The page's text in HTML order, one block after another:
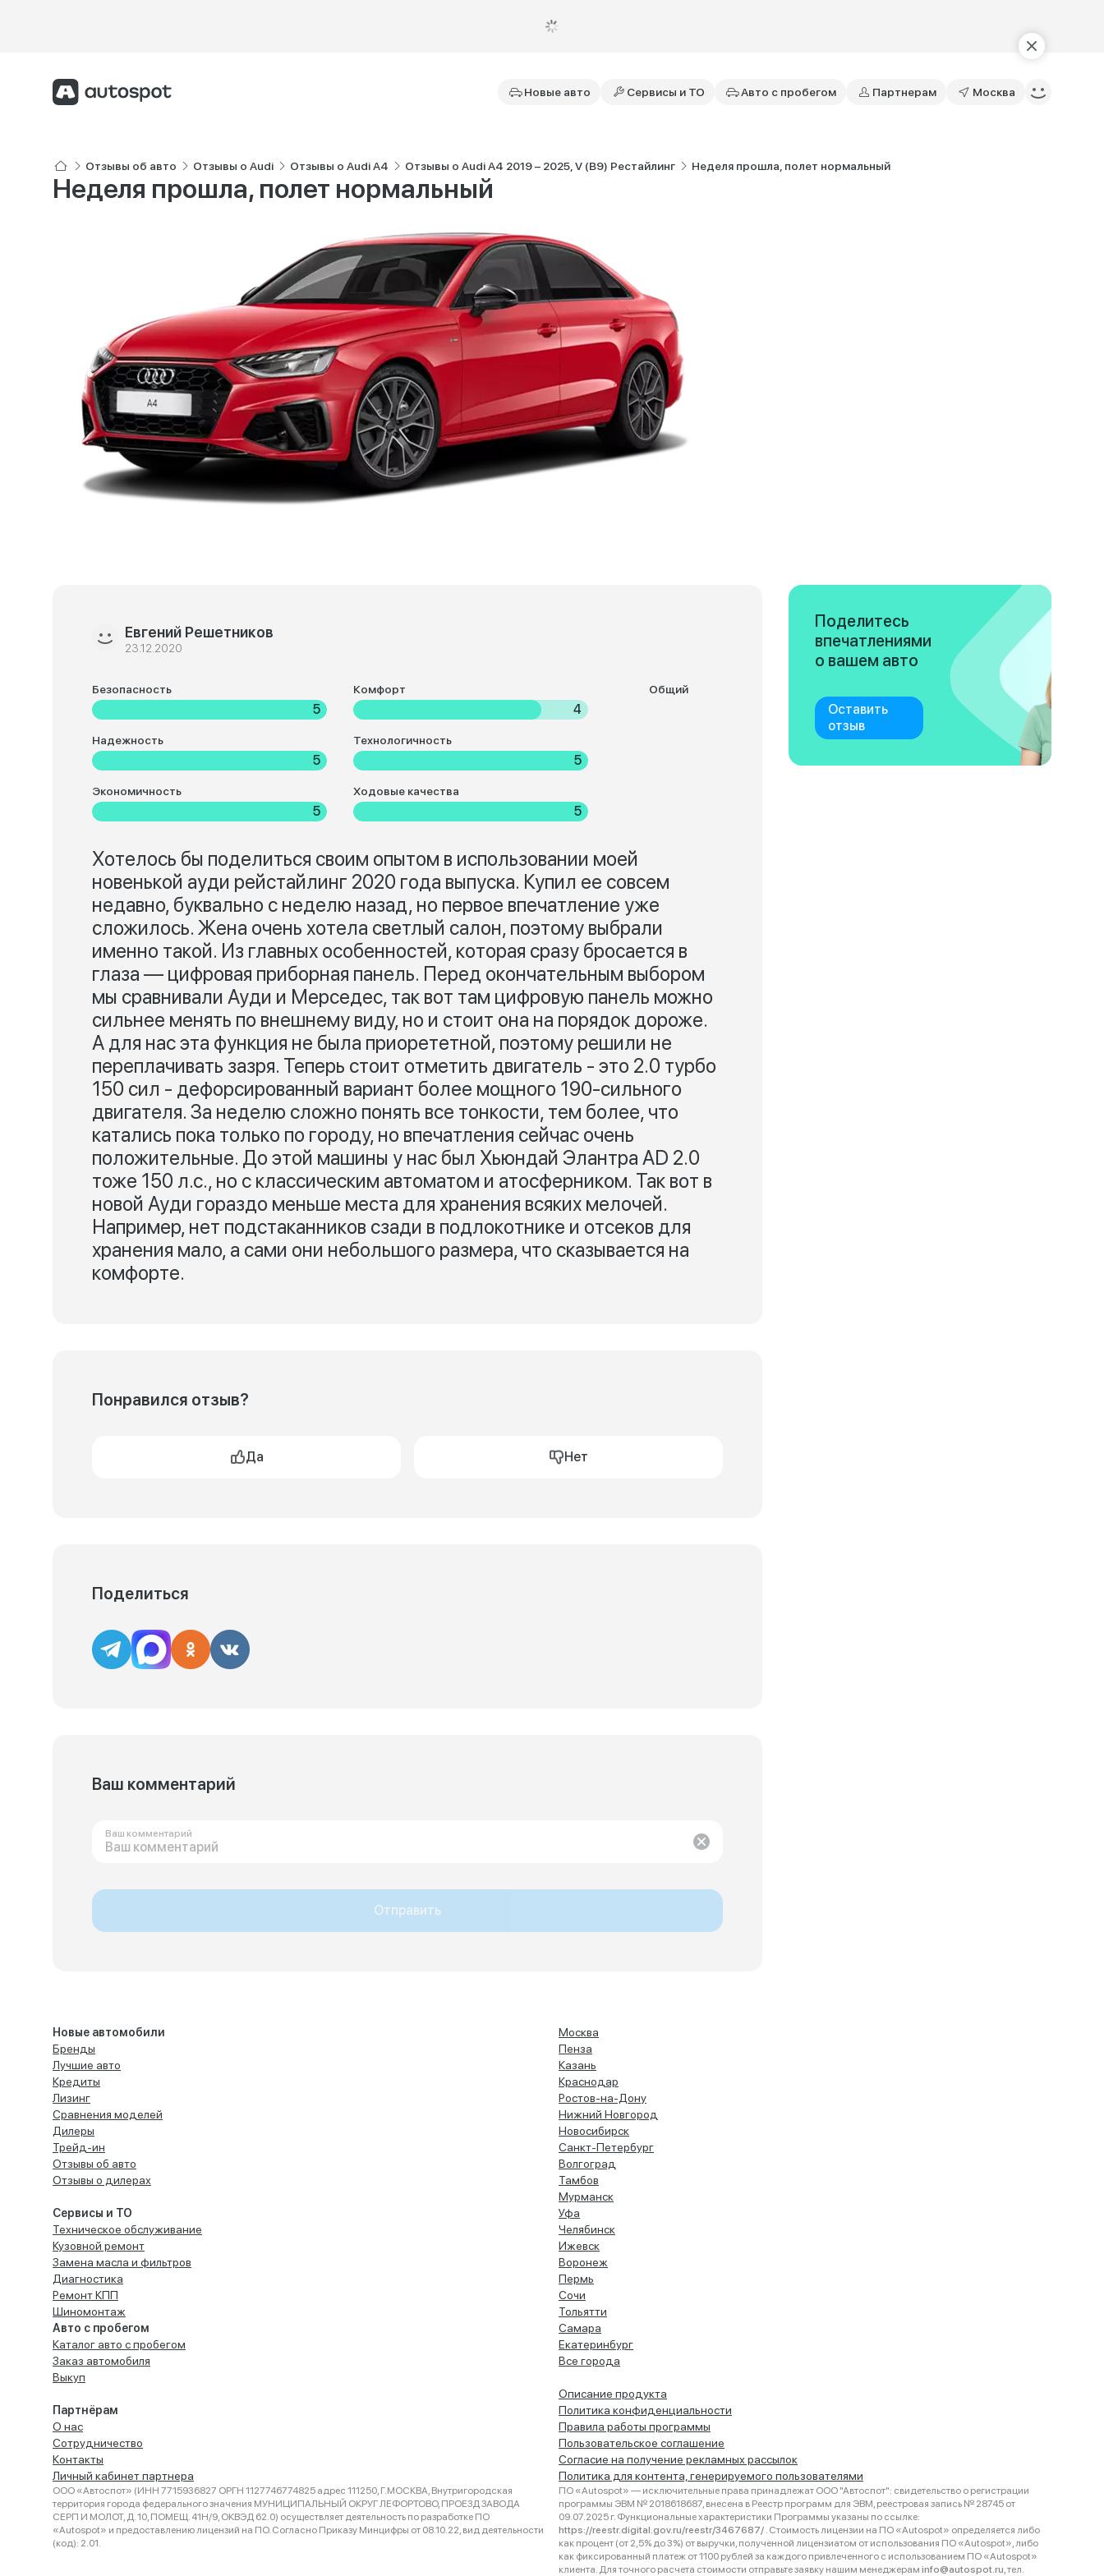
Новые авто Сервисы и ТО Авто с пробегом Партнерам Москва
Отзывы об авто Отзывы о Audi Отзывы о Audi A4 Отзывы о Audi A4 2019 – 2025, V (B9) Рестайлинг Неделя прошла, полет нормальный
Неделя прошла, полет нормальный
Евгений Решетников
23.12.2020
Безопасность
5
Комфорт
4
Надежность
5
Технологичность
5
Экономичность
5
Ходовые качества
5
Общий
Хотелось бы поделиться своим опытом в использовании моей
новенькой ауди рейстайлинг 2020 года выпуска. Купил ее совсем
недавно, буквально с неделю назад, но первое впечатление уже
сложилось. Жена очень хотела светлый салон, поэтому выбрали
именно такой. Из главных особенностей, которая сразу бросается в
глаза — цифровая приборная панель. Перед окончательным выбором
мы сравнивали Ауди и Мерседес, так вот там цифровую панель можно
сильнее менять по внешнему виду, но и стоит она на порядок дороже.
А для нас эта функция не была приорететной, поэтому решили не
переплачивать зазря. Теперь стоит отметить двигатель - это 2.0 турбо
150 сил - дефорсированный вариант более мощного 190-сильного
двигателя. За неделю сложно понять все тонкости, тем более, что
катались пока только по городу, но впечатления сейчас очень
положительные. До этой машины у нас был Хьюндай Элантра AD 2.0
тоже 150 л.с., но с классическим автоматом и атосферником. Так вот в
новой Ауди гораздо меньше места для хранения всяких мелочей.
Например, нет подстаканников сзади в подлокотнике и отсеков для
хранения мало, а сами они небольшого размера, что сказывается на
комфорте.
Понравился отзыв?
Да Нет
Поделиться
Ваш комментарий
Ваш комментарий
Отправить
Поделитесь
впечатлениями
о вашем авто
Оставить
отзыв
Новые автомобили
Бренды
Лучшие авто
Кредиты
Лизинг
Сравнения моделей
Дилеры
Трейд-ин
Отзывы об авто
Отзывы о дилерах
Сервисы и ТО
Техническое обслуживание
Кузовной ремонт
Замена масла и фильтров
Диагностика
Ремонт КПП
Шиномонтаж
Авто с пробегом
Каталог авто с пробегом
Заказ автомобиля
Выкуп
Партнёрам
О нас
Сотрудничество
Контакты
Личный кабинет партнера
Москва
Пенза
Казань
Краснодар
Ростов-на-Дону
Нижний Новгород
Новосибирск
Санкт-Петербург
Волгоград
Тамбов
Мурманск
Уфа
Челябинск
Ижевск
Воронеж
Пермь
Сочи
Тольятти
Самара
Екатеринбург
Все города
Описание продукта
Политика конфиденциальности
Правила работы программы
Пользовательское соглашение
Согласие на получение рекламных рассылок
Политика для контента, генерируемого пользователями
ООО «Автоспот» (ИНН 7715936827 ОРГН 1127746774825 адрес 111250, Г.МОСКВА, Внутригородская
территория города федерального значения МУНИЦИПАЛЬНЫЙ ОКРУГ ЛЕФОРТОВО, ПРОЕЗД ЗАВОДА
СЕРП И МОЛОТ, Д. 10, ПОМЕЩ. 41Н/9, ОКВЭД 62.0) осуществляет деятельность по разработке ПО
«Autospot» и предоставлению лицензий на ПО. Согласно Приказу Минцифры от 08.10.22, вид деятельности
(код): 2.01.
ПО «Autospot» — исключительные права принадлежат ООО "Автоспот": свидетельство о регистрации
программы ЭВМ № 2018618687, внесена в Реестр программ для ЭВМ, реестровая запись № 28745 от
09.07.2025 г. Функциональные характеристики Программы указаны по ссылке:
https://reestr.digital.gov.ru/reestr/3467687/ . Стоимость лицензии на ПО «Autospot» определяется либо
как процент (от 2,5% до 3%) от выручки, полученной лицензиатом от использования ПО «Autospot», либо
как фиксированный платеж от 1100 рублей за каждого привлеченного с использованием ПО «Autospot»
клиента. Для точного расчета стоимости отправьте заявку нашим менеджерам info@autospot.ru, тел.